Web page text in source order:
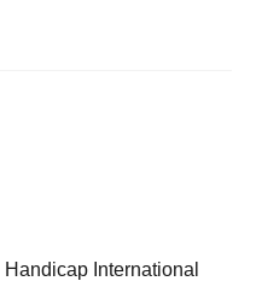
International